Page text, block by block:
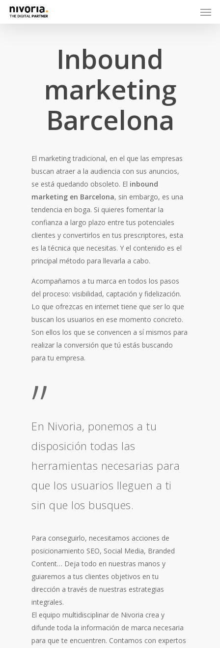
Inbound
marketing
Barcelona
El marketing tradicional, en el que las empresas
buscan atraer a la audiencia con sus anuncios,
se está quedando obsoleto. El inbound
marketing en Barcelona, sin embargo, es una
tendencia en boga. Si quieres fomentar la
confianza a largo plazo entre tus potenciales
clientes y convertirlos en tus prescriptores, esta
es la técnica que necesitas. Y el contenido es el
principal método para llevarla a cabo.
Acompañamos a tu marca en todos los pasos
del proceso: visibilidad, captación y fidelización.
Lo que ofrezcas en internet tiene que ser lo que
buscan los usuarios en ese momento concreto.
Son ellos los que se convencen a sí mismos para
realizar la conversión que tú estás buscando
para tu empresa.
”
En Nivoria, ponemos a tu
disposición todas las
herramientas necesarias para
que los usuarios lleguen a ti
sin que los busques.
Para conseguirlo, necesitamos acciones de
posicionamiento SEO, Social Media, Branded
Content… Deja todo en nuestras manos y
guiaremos a tus clientes objetivos en tu
dirección a través de nuestras estrategias
integrales.
El equipo multidisciplinar de Nivoria crea y
difunde toda la información de marca necesaria
para que te encuentren. Contamos con expertos